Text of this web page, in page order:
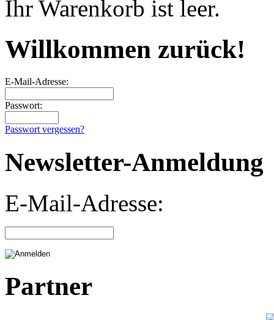
Ihr Warenkorb ist leer.
Willkommen zurück!
E-Mail-Adresse:
Passwort:
Passwort vergessen?
Newsletter-Anmeldung
E-Mail-Adresse:
Partner